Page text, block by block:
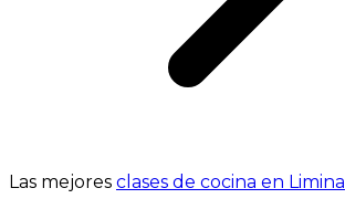
Las mejores clases de cocina en Limina